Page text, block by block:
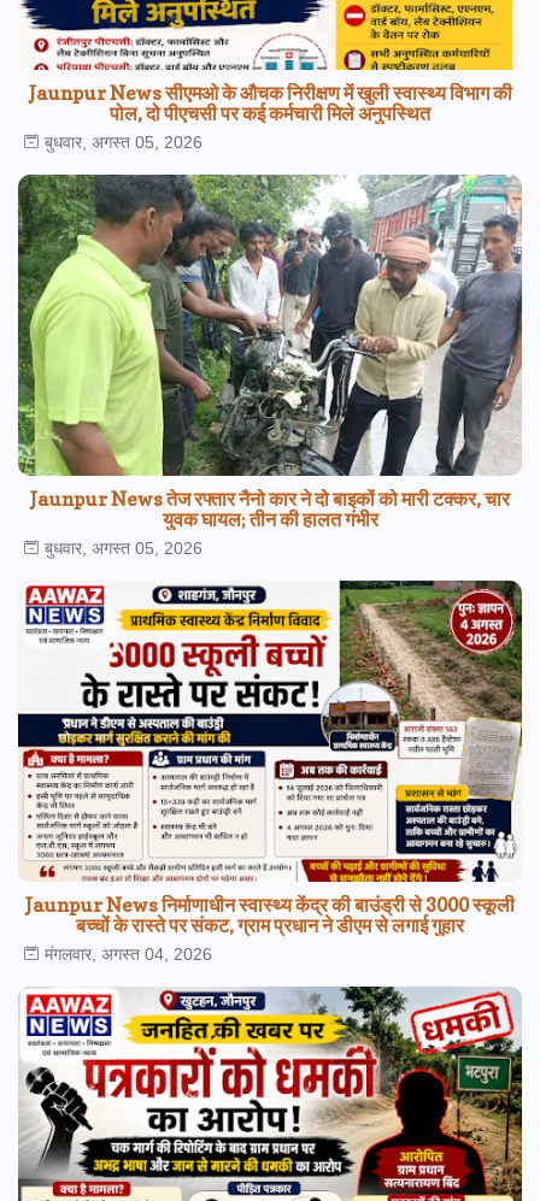
Jaunpur News सीएमओ के औचक निरीक्षण में खुली स्वास्थ्य विभाग की
पोल, दो पीएचसी पर कई कर्मचारी मिले अनुपस्थित
बुधवार, अगस्त 05, 2026
Jaunpur News तेज रफ्तार नैनो कार ने दो बाइकों को मारी टक्कर, चार
युवक घायल; तीन की हालत गंभीर
बुधवार, अगस्त 05, 2026
Jaunpur News निर्माणाधीन स्वास्थ्य केंद्र की बाउंड्री से 3000 स्कूली
बच्चों के रास्ते पर संकट, ग्राम प्रधान ने डीएम से लगाई गुहार
मंगलवार, अगस्त 04, 2026